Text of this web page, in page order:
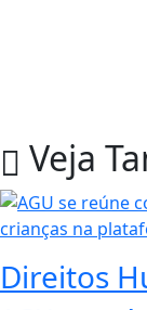
Veja
Direitos